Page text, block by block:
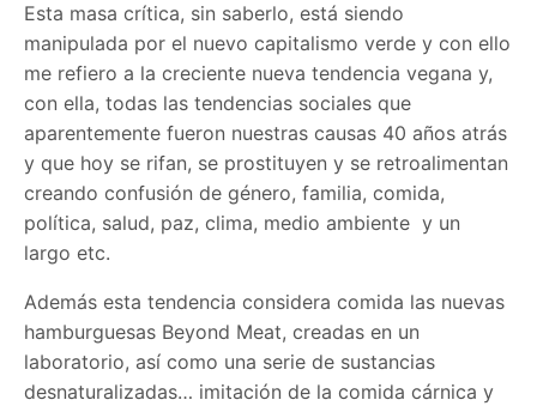
Esta masa crítica, sin saberlo, está siendo
manipulada por el nuevo capitalismo verde y con ello
me refiero a la creciente nueva tendencia vegana y,
con ella, todas las tendencias sociales que
aparentemente fueron nuestras causas 40 años atrás
y que hoy se rifan, se prostituyen y se retroalimentan
creando confusión de género, familia, comida,
política, salud, paz, clima, medio ambiente y un
largo etc.
Además esta tendencia considera comida las nuevas
hamburguesas Beyond Meat, creadas en un
laboratorio, así como una serie de sustancias
desnaturalizadas… imitación de la comida cárnica y